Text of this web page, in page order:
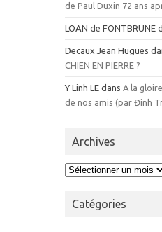
de Paul Duxin 72 ans
LOAN de FONTBRUNE
Decaux Jean Hugues
CHIEN EN PIERRE ?
Y Linh LE dansA la
de nos amis (par Đinh
Archives
Archives
Catégories